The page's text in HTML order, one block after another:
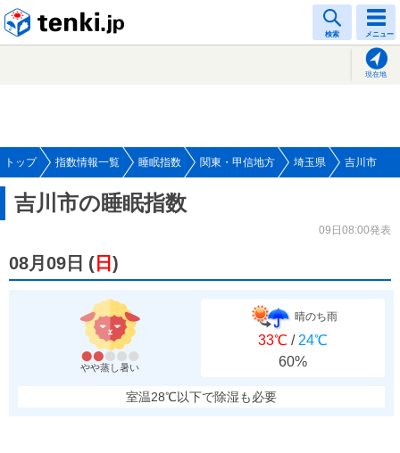
検索 メニュー
現在地
トップ 指数情報一覧 睡眠指数 関東・甲信地方 埼玉県 吉川市
吉川市の睡眠指数
09日08:00発表
08月09日 ( 日 )
やや蒸し暑い
晴のち雨
33℃ / 24℃
60%
室温28℃以下で除湿も必要